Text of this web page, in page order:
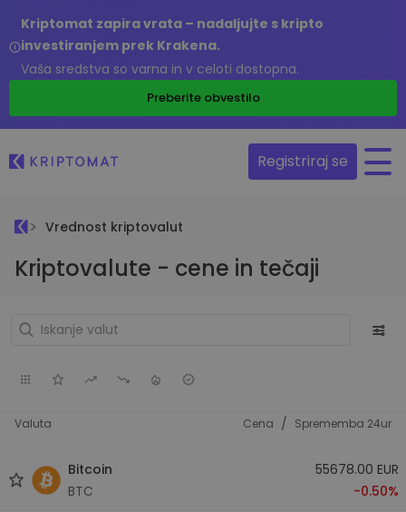
Kriptomat zapira vrata – nadaljujte s kripto
investiranjem prek Krakena.
Vaša sredstva so varna in v celoti dostopna.
Preberite obvestilo
Registriraj se
Vrednost kriptovalut
Kriptovalute - cene in tečaji
Valuta Cena / Sprememba 24ur
Bitcoin
BTC
55678.00 EUR
-0.50%